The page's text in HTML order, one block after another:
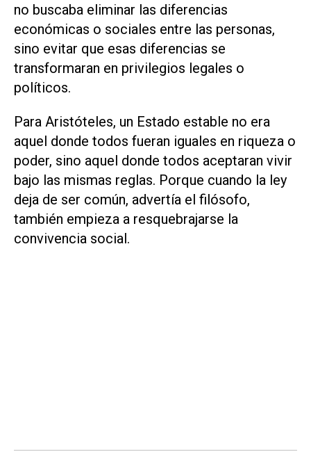
no buscaba eliminar las diferencias
económicas o sociales entre las personas,
sino evitar que esas diferencias se
transformaran en privilegios legales o
políticos.
Para Aristóteles, un Estado estable no era
aquel donde todos fueran iguales en riqueza o
poder, sino aquel donde todos aceptaran vivir
bajo las mismas reglas. Porque cuando la ley
deja de ser común, advertía el filósofo,
también empieza a resquebrajarse la
convivencia social.